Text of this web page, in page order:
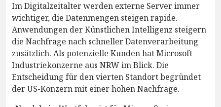
Im Digitalzeitalter werden externe Server immer
wichtiger, die Datenmengen steigen rapide.
Anwendungen der Künstlichen Intelligenz steigern
die Nachfrage nach schneller Datenverarbeitung
zusätzlich. Als potenzielle Kunden hat Microsoft
Industriekonzerne aus NRW im Blick. Die
Entscheidung für den vierten Standort begründet
der US-Konzern mit einer hohen Nachfrage.